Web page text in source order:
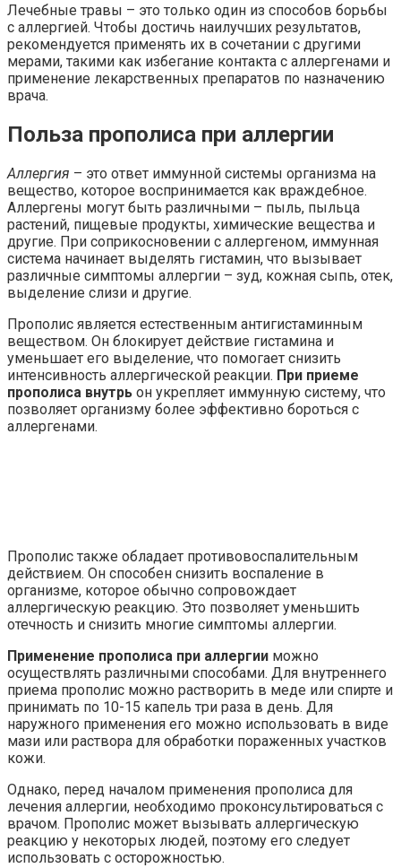
Лечебные травы – это только один из способов борьбы
с аллергией. Чтобы достичь наилучших результатов,
рекомендуется применять их в сочетании с другими
мерами, такими как избегание контакта с аллергенами и
применение лекарственных препаратов по назначению
врача.
Польза прополиса при аллергии
Аллергия – это ответ иммунной системы организма на
вещество, которое воспринимается как враждебное.
Аллергены могут быть различными – пыль, пыльца
растений, пищевые продукты, химические вещества и
другие. При соприкосновении с аллергеном, иммунная
система начинает выделять гистамин, что вызывает
различные симптомы аллергии – зуд, кожная сыпь, отек,
выделение слизи и другие.
Прополис является естественным антигистаминным
веществом. Он блокирует действие гистамина и
уменьшает его выделение, что помогает снизить
интенсивность аллергической реакции. При приеме
прополиса внутрь он укрепляет иммунную систему, что
позволяет организму более эффективно бороться с
аллергенами.
Прополис также обладает противовоспалительным
действием. Он способен снизить воспаление в
организме, которое обычно сопровождает
аллергическую реакцию. Это позволяет уменьшить
отечность и снизить многие симптомы аллергии.
Применение прополиса при аллергии можно
осуществлять различными способами. Для внутреннего
приема прополис можно растворить в меде или спирте и
принимать по 10-15 капель три раза в день. Для
наружного применения его можно использовать в виде
мази или раствора для обработки пораженных участков
кожи.
Однако, перед началом применения прополиса для
лечения аллергии, необходимо проконсультироваться с
врачом. Прополис может вызывать аллергическую
реакцию у некоторых людей, поэтому его следует
использовать с осторожностью.